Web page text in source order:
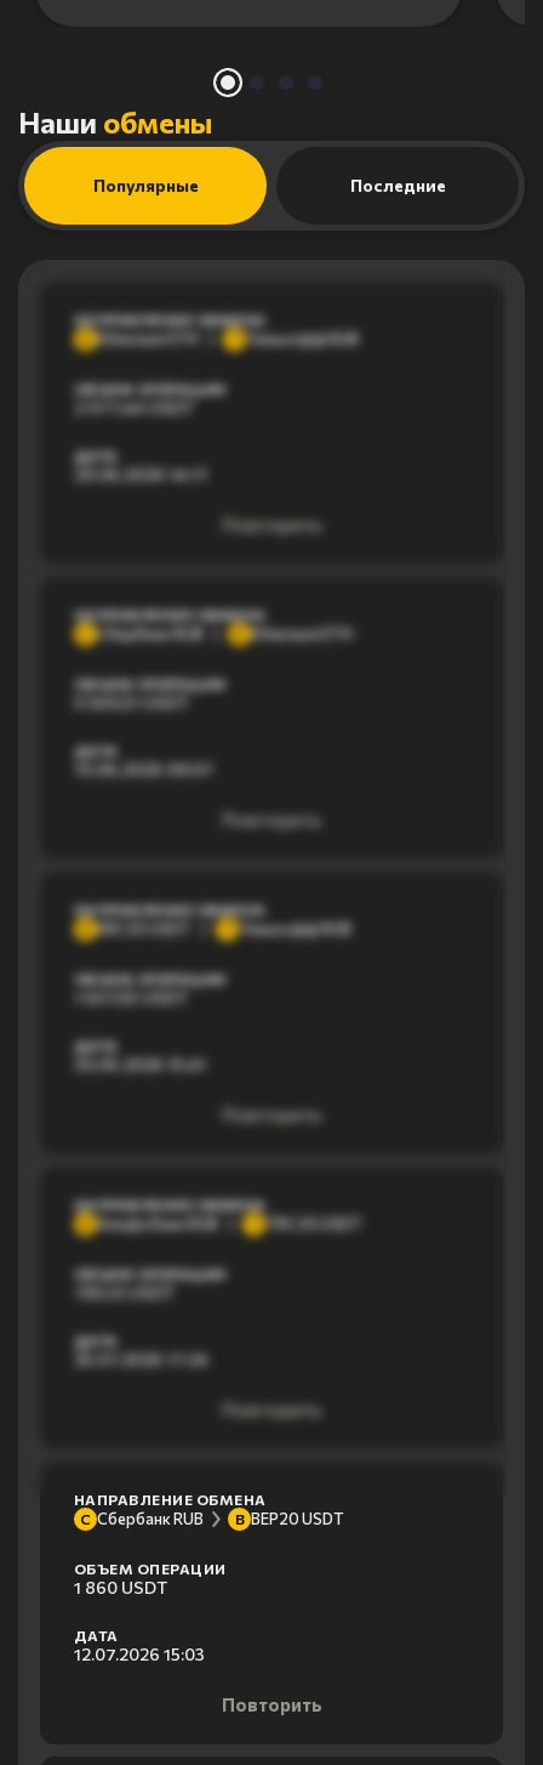
Наши обмены
Популярные Последние
НАПРАВЛЕНИЕ ОБМЕНА
Ethereum ETH Тинькофф RUB
ОБЪЕМ ОПЕРАЦИИ
2 077,44 USDT
ДАТА
29.06.2026 14:17
Повторить
НАПРАВЛЕНИЕ ОБМЕНА
Сбербанк RUB Ethereum ETH
ОБЪЕМ ОПЕРАЦИИ
ДАТА
10.06.2026 09:07
Повторить
НАПРАВЛЕНИЕ ОБМЕНА
ERC20 USDT Тинькофф RUB
ОБЪЕМ ОПЕРАЦИИ
ДАТА
30.05.2026 15:41
Повторить
НАПРАВЛЕНИЕ ОБМЕНА
Альфа банк RUB T TRC20 USDT
ОБЪЕМ ОПЕРАЦИИ
ДАТА
25.07.2026 17:24
Повторить
НАПРАВЛЕНИЕ ОБМЕНА
С Сбербанк RUB B BEP20 USDT
ОБЪЕМ ОПЕРАЦИИ
1 860 USDT
ДАТА
12.07.2026 15:03
Повторить